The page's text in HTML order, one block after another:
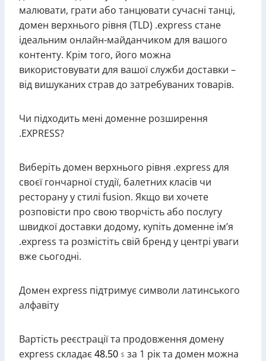
малювати, грати або танцювати сучасні танці,
домен верхнього рівня (TLD) .express стане
ідеальним онлайн-майданчиком для вашого
контенту. Крім того, його можна
використовувати для вашої служби доставки –
від вишуканих страв до затребуваних товарів.
Чи підходить мені доменне розширення
.EXPRESS?
Виберіть домен верхнього рівня .express для
своєї гончарної студії, балетних класів чи
ресторану у стилі fusion. Якщо ви хочете
розповісти про свою творчість або послугу
швидкої доставки додому, купіть доменне ім’я
.express та розмістіть свій бренд у центрі уваги
вже сьогодні.
Домен express підтримує символи латинського
алфавіту
Вартість реєстрації та продовження домену
express складає48.50 $ за 1 рік та домен можна